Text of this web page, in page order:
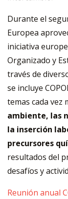
Durante el
Europea
iniciativa
Organizado y
través de
se incluye
temas cada vez
ambiente, las
la inserción
precursores
resultados del
desafíos y
Reunión anual